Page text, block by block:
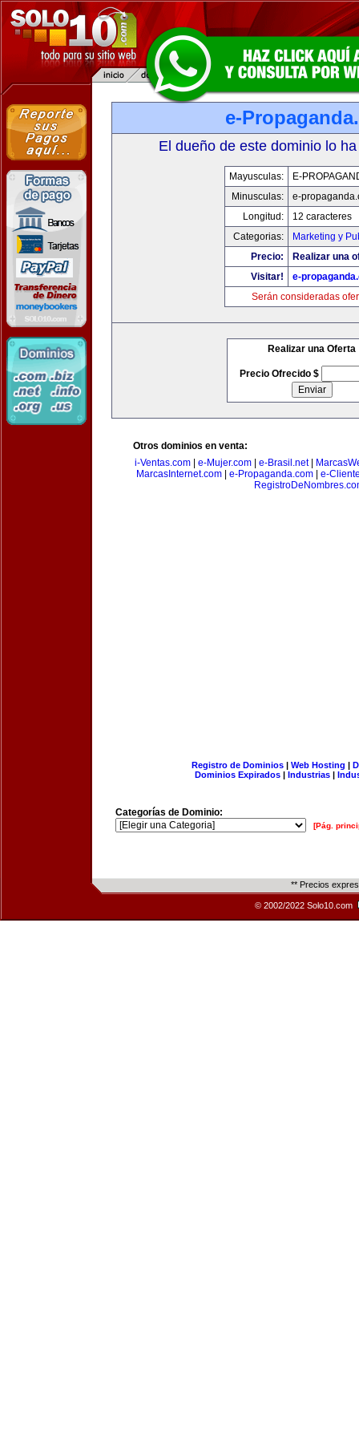
e-
El dueño de este dominio lo
Mayusculas:
E-
Minusculas:
e-
Longitud:
12 caracteres
Categorias:
Marketing y
Precio:
Realizar una
Visitar!
e-
Serán consideradas
Realizar una Oferta
Precio Ofrecido $
Otros dominios en venta:
i-Ventas.com
e-Mujer.com e-Brasil.net|
MarcasInternet.com| e-Propaganda.com| e-
Registro de Dominios| Web Hosting |
Dominios Expirados | Industrias |
Categorías de Dominio:
[Pág.
** Precios
© 2002/2022 Solo10.com